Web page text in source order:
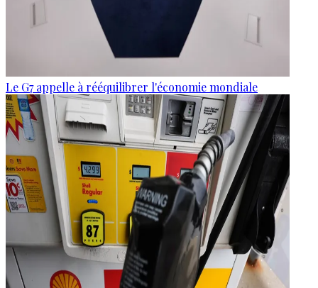
Le G7 appelle à rééquilibrer l'économie mondiale